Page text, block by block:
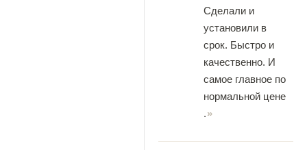
Сделали и
установили в
срок. Быстро и
качественно. И
самое главное по
нормальной цене
.